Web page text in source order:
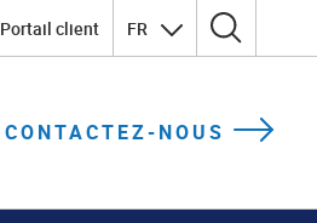
Portail client FR Rechercher :
CONTACTEZ-NOUS